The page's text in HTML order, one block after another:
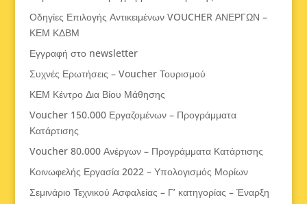
Οδηγίες Επιλογής Αντικειμένων VOUCHER ΑΝΕΡΓΩΝ –
ΚΕΜ ΚΔΒΜ
Εγγραφή στο newsletter
Συχνές Ερωτήσεις – Voucher Τουρισμού
ΚΕΜ Κέντρο Δια Βίου Μάθησης
Voucher 150.000 Εργαζομένων – Προγράμματα
Κατάρτισης
Voucher 80.000 Ανέργων – Προγράμματα Κατάρτισης
Κοινωφελής Εργασία 2022 – Υπολογισμός Μορίων
Σεμινάριο Τεχνικού Ασφαλείας – Γ’ κατηγορίας – Έναρξη